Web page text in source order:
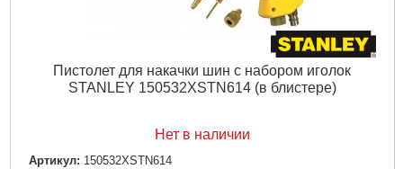
Пистолет для накачки шин с набором иголок
STANLEY 150532XSTN614 (в блистере)
Нет в наличии
Артикул: 150532XSTN614